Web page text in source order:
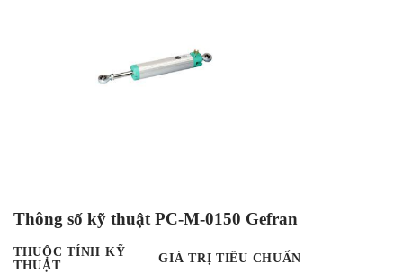
Thông số kỹ thuật PC-M-0150 Gefran
THUỘC TÍNH KỸ
THUẬT
GIÁ TRỊ TIÊU CHUẨN